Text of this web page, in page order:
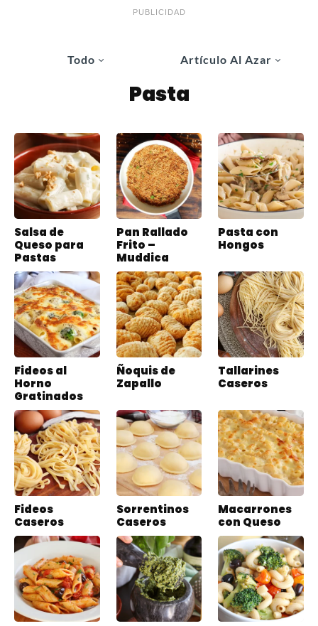
PUBLICIDAD
Todo Artículo Al Azar
Pasta
Salsa de
Queso para
Pastas
Pan Rallado
Frito –
Muddica
Pasta con
Hongos
Fideos al
Horno
Gratinados
Ñoquis de
Zapallo
Tallarines
Caseros
Fideos
Caseros
Sorrentinos
Caseros
Macarrones
con Queso